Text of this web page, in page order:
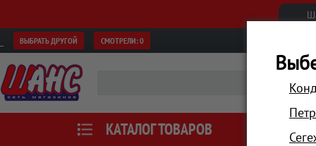
ВЫБРАТЬ ДРУГОЙ СМОТРЕЛИ:0
КАТАЛОГ ТОВАРОВ АКЦИИ